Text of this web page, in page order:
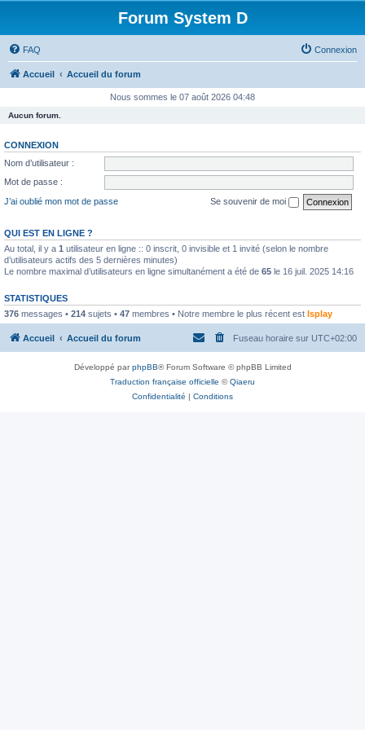
Forum System D
FAQ Connexion
Accueil Accueil du forum
Nous sommes le 07 août 2026 04:48
Aucun forum.
CONNEXION
Nom d’utilisateur :
Mot de passe :
J’ai oublié mon mot de passe
Se souvenir de moi
QUI EST EN LIGNE ?
Au total, il y a 1 utilisateur en ligne :: 0 inscrit, 0 invisible et 1 invité (selon le nombre
d’utilisateurs actifs des 5 dernières minutes)
Le nombre maximal d’utilisateurs en ligne simultanément a été de 65 le 16 juil. 2025 14:16
STATISTIQUES
376 messages • 214 sujets • 47 membres • Notre membre le plus récent est Isplay
Accueil Accueil du forum Fuseau horaire sur UTC+02:00
Développé parphpBB® Forum Software © phpBB Limited
Traduction française officielle ©Qiaeru
Confidentialité | Conditions